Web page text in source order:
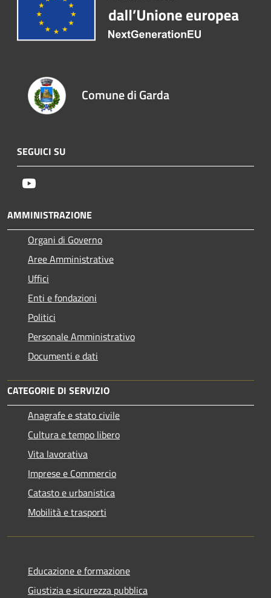
Comune di Garda
SEGUICI SU
AMMINISTRAZIONE
Organi di Governo
Aree Amministrative
Uffici
Enti e fondazioni
Politici
Personale Amministrativo
Documenti e dati
CATEGORIE DI SERVIZIO
Anagrafe e stato civile
Cultura e tempo libero
Vita lavorativa
Imprese e Commercio
Catasto e urbanistica
Mobilità e trasporti
Educazione e formazione
Giustizia e sicurezza pubblica